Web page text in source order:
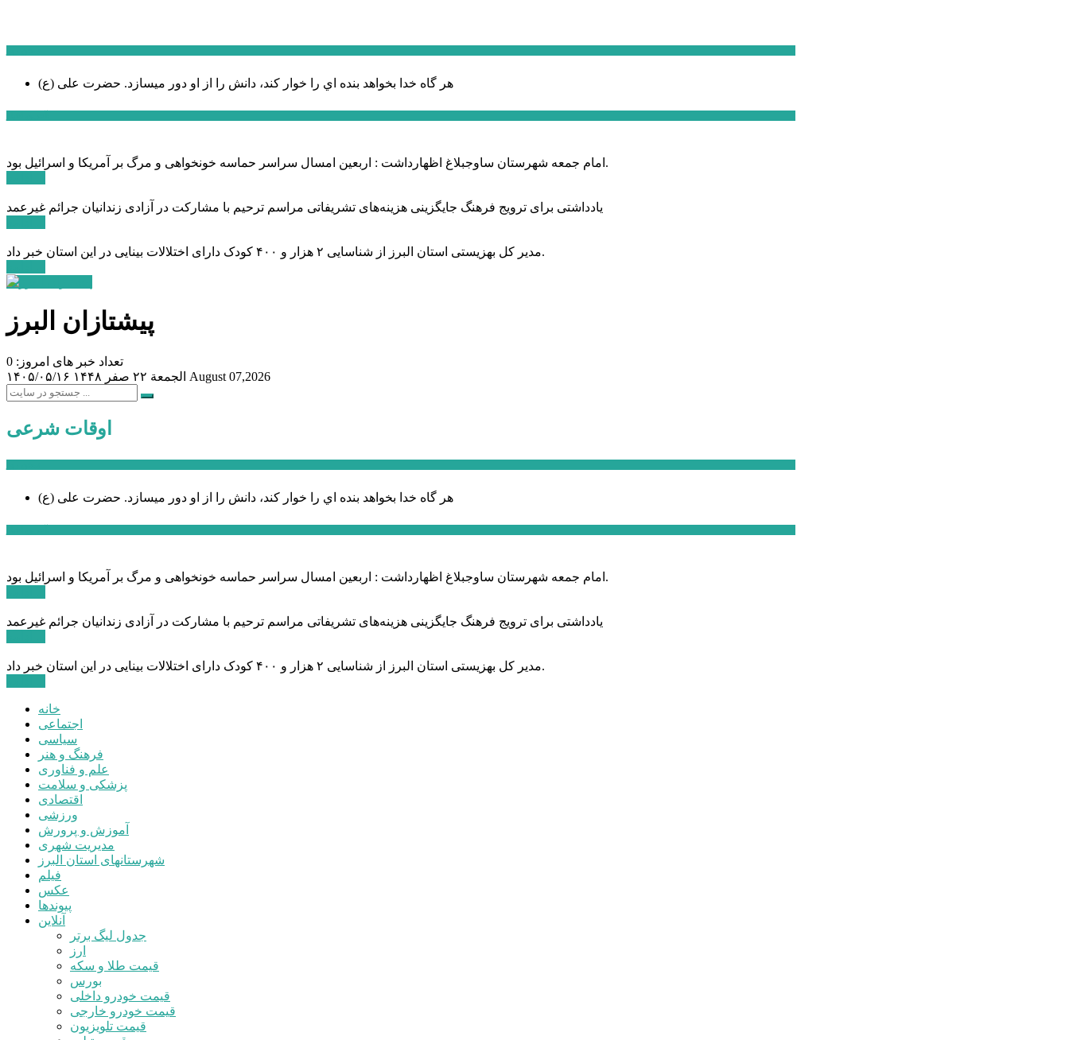
هر گاه خدا بخواهد بنده اي را خوار كند، دانش را از او دور میسازد. حضرت علی (ع)
امام جمعه شهرستان ساوجبلاغ اظهارداشت : اربعین امسال سراسر حماسه خونخواهی و مرگ بر آمریکا و اسرائیل بود.
یادداشتی برای ترویج فرهنگ جایگزینی هزینه‌های تشریفاتی مراسم ترحیم با مشارکت در آزادی زندانیان جرائم غیرعمد
مدیر کل بهزیستی استان البرز از شناسایی ۲ هزار و ۴۰۰ کودک دارای اختلالات بینایی در این استان خبر داد.
پیشتازان البرز
تعداد خبر های امروز: 0
۱۴۰۵/۰۵/۱۶
الجمعة ۲۲ صفر ۱۴۴۸ August 07,2026
اوقات شرعی
هر گاه خدا بخواهد بنده اي را خوار كند، دانش را از او دور میسازد. حضرت علی (ع)
امام جمعه شهرستان ساوجبلاغ اظهارداشت : اربعین امسال سراسر حماسه خونخواهی و مرگ بر آمریکا و اسرائیل بود.
یادداشتی برای ترویج فرهنگ جایگزینی هزینه‌های تشریفاتی مراسم ترحیم با مشارکت در آزادی زندانیان جرائم غیرعمد
مدیر کل بهزیستی استان البرز از شناسایی ۲ هزار و ۴۰۰ کودک دارای اختلالات بینایی در این استان خبر داد.
خانه
اجتماعی
سیاسی
فرهنگ و هنر
علم و فناوری
پزشکی و سلامت
اقتصادی
ورزشی
آموزش و پرورش
مدیریت شهری
شهرستانهای استان البرز
فیلم
عکس
پیوندها
آنلاین
جدول لیگ برتر
ارز
قیمت طلا و سکه
بورس
قیمت خودرو داخلی
قیمت خودرو خارجی
قیمت تلویزیون